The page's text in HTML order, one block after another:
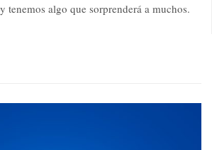
tenemos algo que sorprenderá a muchos.